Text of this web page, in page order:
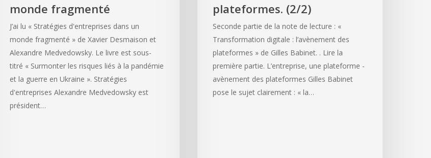
monde fragmenté
J’ai lu « Stratégies d'entreprises dans un
monde fragmenté » de Xavier Desmaison et
Alexandre Medvedowsky. Le livre est sous-
titré « Surmonter les risques liés à la pandémie
et la guerre en Ukraine ». Stratégies
d'entreprises Alexandre Medvedowsky est
président…
plateformes. (2/2)
Seconde partie de la note de lecture : «
Transformation digitale : l’avènement des
plateformes » de Gilles Babinet. . Lire la
première partie. L’entreprise, une plateforme -
avènement des plateformes Gilles Babinet
pose le sujet clairement : « la…